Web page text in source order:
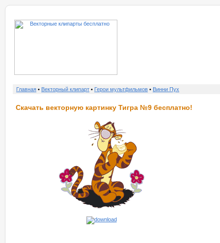
Главная • Векторный клипарт • Герои мультфильмов • Винни Пух
Скачать векторную картинку Тигра №9 бесплатно!